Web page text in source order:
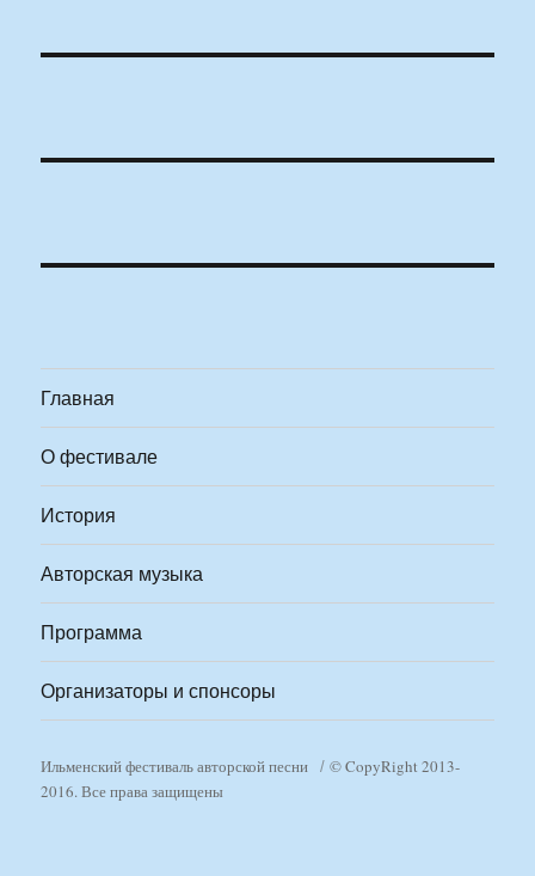
Главная
О фестивале
История
Авторская музыка
Программа
Организаторы и спонсоры
Ильменский фестиваль авторской песни
© CopyRight 2013-
2016. Все права защищены